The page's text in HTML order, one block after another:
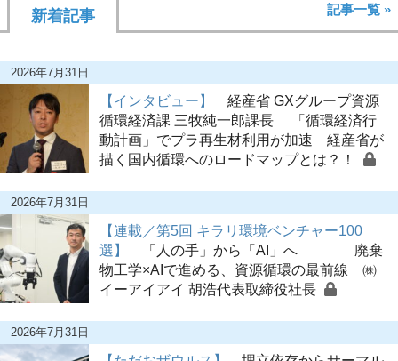
新着記事 記事一覧 »
2026年7月31日
【インタビュー】
経産省 GXグループ資源
循環経済課 三牧純一郎課長 「循環経済行
動計画」でプラ再生材利用が加速 経産省が
描く国内循環へのロードマップとは？！
2026年7月31日
【連載／第5回 キラリ環境ベンチャー100
選】
「人の手」から「AI」へ 廃棄
物工学×AIで進める、資源循環の最前線 ㈱
イーアイアイ 胡浩代表取締役社長
2026年7月31日